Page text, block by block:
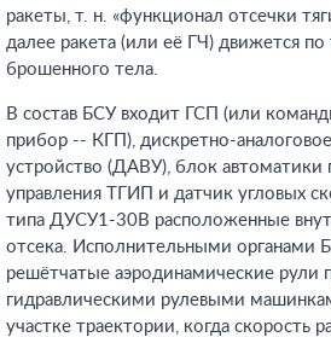
ракеты, т. н. «функционал отсечки
далее ракета (или её ГЧ) движется
брошенного тела.
В состав БСУ входит ГСП (или
прибор -- КГП), дискретно-
устройство (ДАВУ), блок автоматики
управления ТГИП и датчик угловых
типа ДУСУ1-30В расположенные
отсека. Исполнительными органами
решётчатые аэродинамические рули
гидравлическими рулевыми
участке траектории, когда скорость